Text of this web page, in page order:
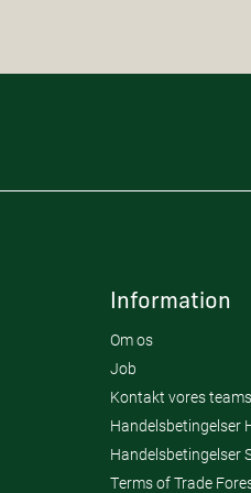
Information
Om os
Job
Kontakt vores teams
Handelsbetingelser
Handelsbetingelser
Terms of Trade